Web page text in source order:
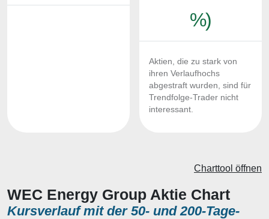
%)
Aktien, die zu stark von
ihren Verlaufhochs
abgestraft wurden, sind für
Trendfolge-Trader nicht
interessant.
WEC Energy Group Aktie Chart
Kursverlauf mit der 50- und 200-Tage-
Charttool öffnen